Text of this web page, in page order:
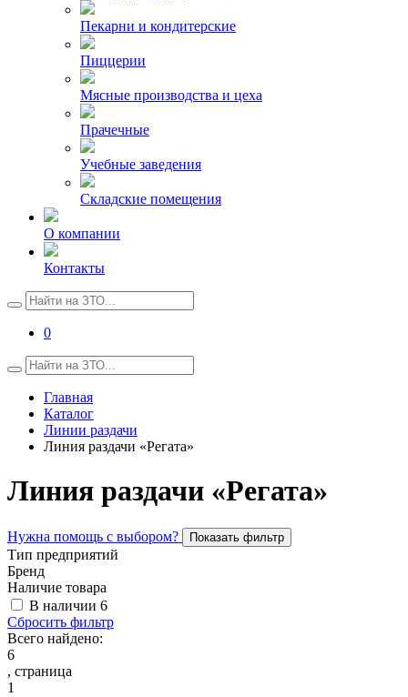
Пекарни и кондитерские
Пиццерии
Мясные производства и цеха
Прачечные
Учебные заведения
Складские помещения
О компании
Контакты
0
Главная
Каталог
Линии раздачи
Линия раздачи «Регата»
Линия раздачи «Регата»
Нужна помощь с выбором? Показать фильтр
Тип предприятий
Бренд
Наличие товара
В наличии 6
Сбросить фильтр
Всего найдено:
6
, страница
1